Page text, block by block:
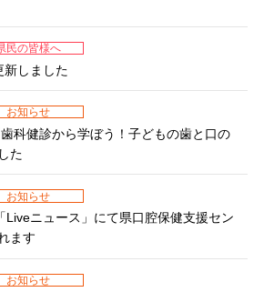
民の皆様へ
新しました
お知らせ
科健診から学ぼう！子どもの歯と口の
た
お知らせ
Liveニュース」にて県口腔保健支援セン
ます
お知らせ